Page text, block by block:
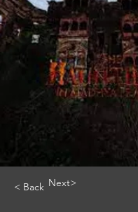
< Back Next>